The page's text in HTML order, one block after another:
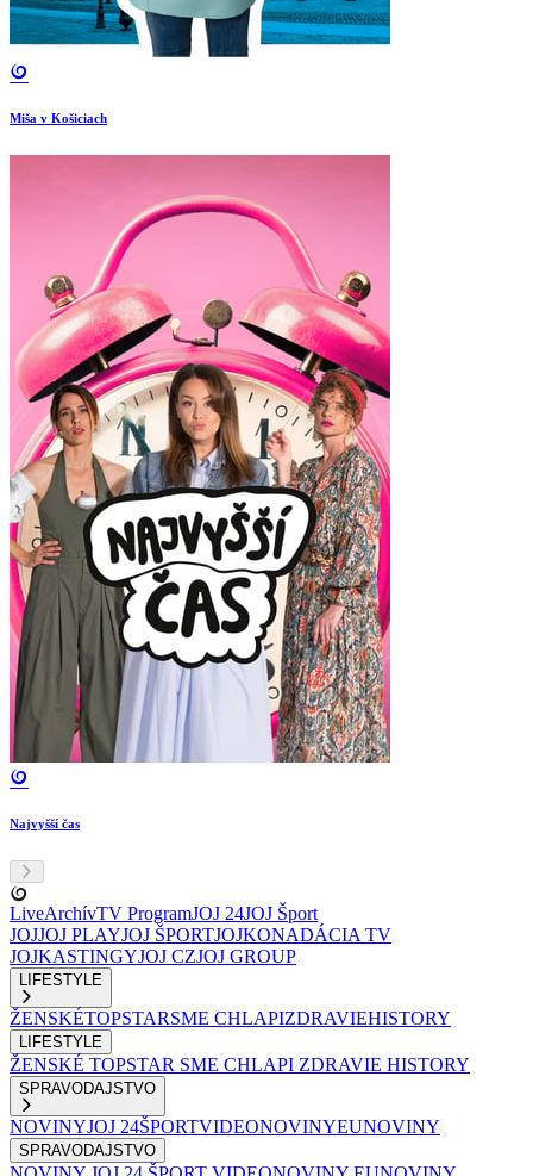
Miša v Košiciach
Najvyšší čas
LiveArchívTV ProgramJOJ 24JOJ Šport
JOJJOJ PLAYJOJ ŠPORTJOJKONADÁCIA TV
JOJKASTINGYJOJ CZJOJ GROUP
LIFESTYLE
ŽENSKÉTOPSTARSME CHLAPIZDRAVIEHISTORY
LIFESTYLE
ŽENSKÉ TOPSTAR SME CHLAPI ZDRAVIE HISTORY
SPRAVODAJSTVO
NOVINYJOJ 24ŠPORTVIDEONOVINYEUNOVINY
SPRAVODAJSTVO